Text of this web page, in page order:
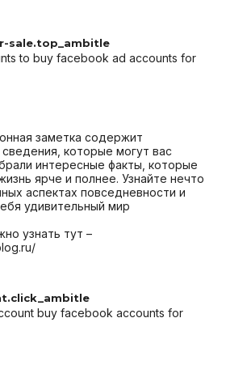
sale.top_ambitle
to buy facebook ad accounts for
заметка содержит
которые могут вас
интересные факты, которые
ярче и полнее. Узнайте нечто
аспектах повседневности и
удивительный мир
узнать тут –
buy facebook accounts for